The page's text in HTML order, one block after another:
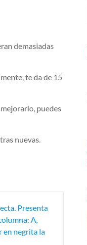
demasiadas
te da de 15
puedes
nuevas.
Presenta
A,
en negrita la